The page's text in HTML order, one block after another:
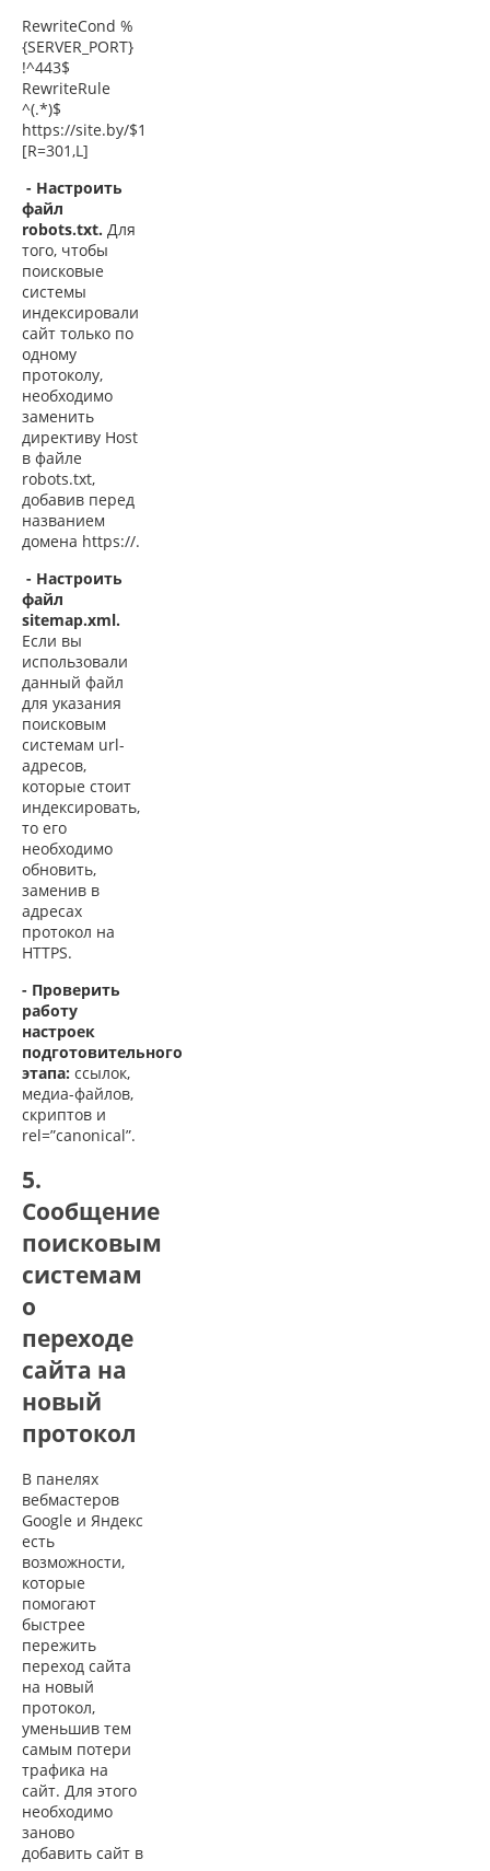
RewriteCond %
{SERVER_PORT}
!^443$
RewriteRule
^(.*)$
https://site.by/$1
[R=301,L]
- Настроить
файл
robots.txt. Для
того, чтобы
поисковые
системы
индексировали
сайт только по
одному
протоколу,
необходимо
заменить
директиву Host
в файле
robots.txt,
добавив перед
названием
домена https://.
- Настроить
файл
sitemap.xml.
Если вы
использовали
данный файл
для указания
поисковым
системам url-
адресов,
которые стоит
индексировать,
то его
необходимо
обновить,
заменив в
адресах
протокол на
HTTPS.
- Проверить
работу
настроек
подготовительного
этапа: ссылок,
медиа-файлов,
скриптов и
rel=”canonical”.
5.
Сообщение
поисковым
системам
о
переходе
сайта на
новый
протокол
В панелях
вебмастеров
Google и Яндекс
есть
возможности,
которые
помогают
быстрее
пережить
переход сайта
на новый
протокол,
уменьшив тем
самым потери
трафика на
сайт. Для этого
необходимо
заново
добавить сайт в